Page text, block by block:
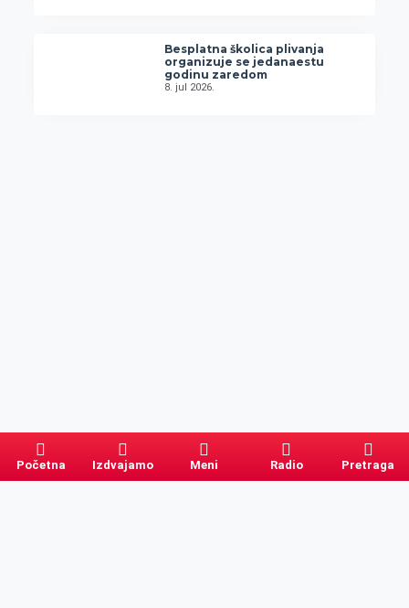
Besplatna školica plivanja
organizuje se jedanaestu
godinu zaredom
8. jul 2026.
Početna Izdvajamo Meni Radio Pretraga